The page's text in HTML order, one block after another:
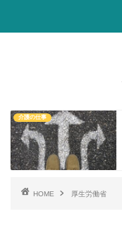
介護の仕事
HOME 厚生労働省